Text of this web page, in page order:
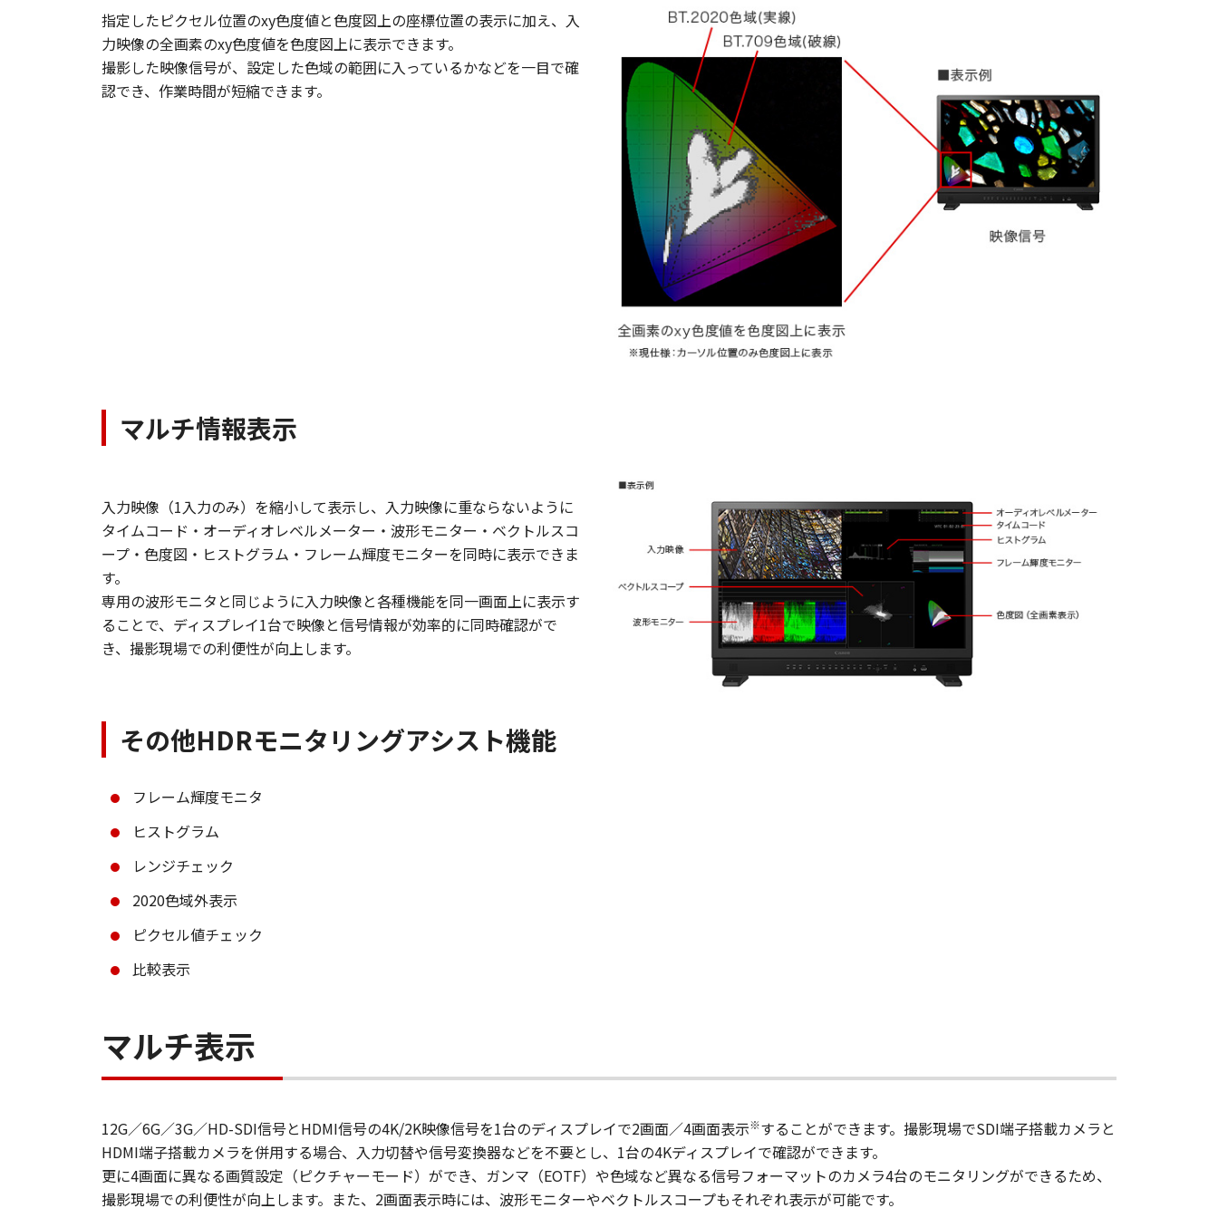
指定したピクセル位置のxy色度値と色度図上の座標位置の表示に加え、入
力映像の全画素のxy色度値を色度図上に表示できます。
撮影した映像信号が、設定した色域の範囲に入っているかなどを一目で確
認でき、作業時間が短縮できます。
マルチ情報表示
入力映像（1入力のみ）を縮小して表示し、入力映像に重ならないように
タイムコード・オーディオレベルメーター・波形モニター・ベクトルスコ
ープ・色度図・ヒストグラム・フレーム輝度モニターを同時に表示できま
す。
専用の波形モニタと同じように入力映像と各種機能を同一画面上に表示す
ることで、ディスプレイ1台で映像と信号情報が効率的に同時確認がで
き、撮影現場での利便性が向上します。
その他HDRモニタリングアシスト機能
フレーム輝度モニタ
ヒストグラム
レンジチェック
2020色域外表示
ピクセル値チェック
比較表示
マルチ表示
12G／6G／3G／HD-SDI信号とHDMI信号の4K/2K映像信号を1台のディスプレイで2画面／4画面表示※することができます。撮影現場でSDI端子搭載カメラと
HDMI端子搭載カメラを併用する場合、入力切替や信号変換器などを不要とし、1台の4Kディスプレイで確認ができます。
更に4画面に異なる画質設定（ピクチャーモード）ができ、ガンマ（EOTF）や色域など異なる信号フォーマットのカメラ4台のモニタリングができるため、
撮影現場での利便性が向上します。また、2画面表示時には、波形モニターやベクトルスコープもそれぞれ表示が可能です。